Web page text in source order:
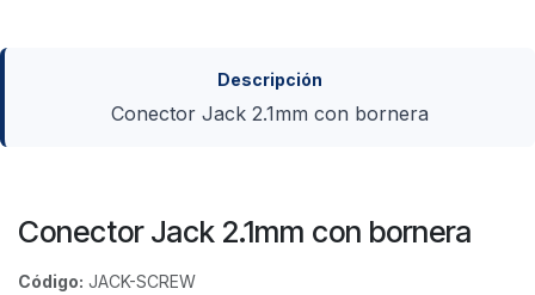
Descripción
Conector Jack 2.1mm con bornera
Conector Jack 2.1mm con bornera
Código: JACK-SCREW